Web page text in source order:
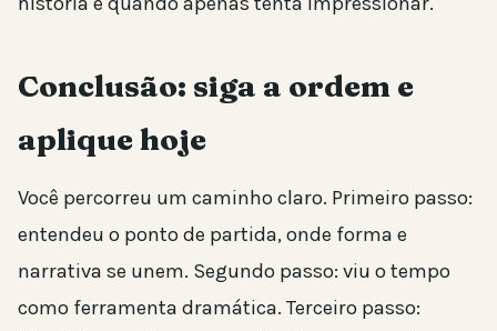
Conclusão: siga a ordem e
aplique hoje
Você percorreu um caminho claro. Primeiro passo:
entendeu o ponto de partida, onde forma e
narrativa se unem. Segundo passo: viu o tempo
como ferramenta dramática. Terceiro passo: